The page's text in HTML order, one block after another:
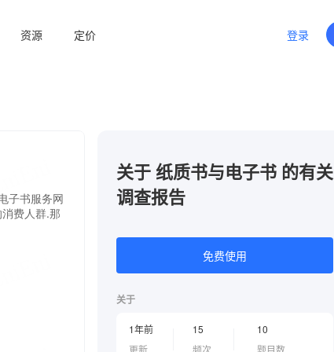
资源 定价 登录
关于 纸质书与电子书 的有关
调查报告
免费使用
关于
1年前
更新
15
频次
10
题目数